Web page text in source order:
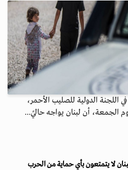
اللجنة الدولية للصليب الأحمر،
الجمعة، أن لبنان يواجه حاليً...
لا يتمتعون بأي حماية من الحرب